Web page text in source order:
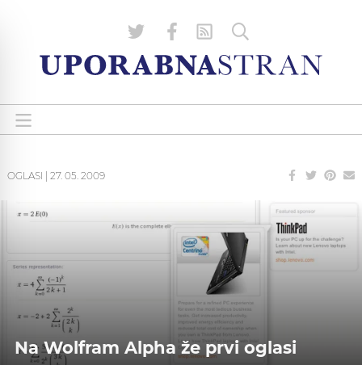
OGLASI 27. 05. 2009
Na Wolfram Alpha že prvi oglasi